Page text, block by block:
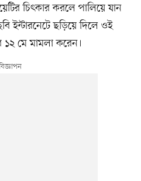
চিৎকার করলে পালিয়ে যান
ইন্টারনেটে ছড়িয়ে দিলে ওই
১২ মে মামলা করেন।